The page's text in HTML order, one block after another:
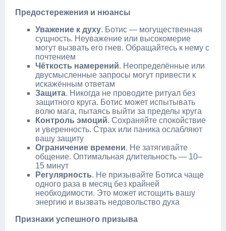
Предостережения и нюансы
Уважение к духу. Ботис — могущественная
сущность. Неуважение или высокомерие
могут вызвать его гнев. Обращайтесь к нему с
почтением
Чёткость намерений. Неопределённые или
двусмысленные запросы могут привести к
искажённым ответам
Защита. Никогда не проводите ритуал без
защитного круга. Ботис может испытывать
волю мага, пытаясь выйти за пределы круга
Контроль эмоций. Сохраняйте спокойствие
и уверенность. Страх или паника ослабляют
вашу защиту
Ограничение времени. Не затягивайте
общение. Оптимальная длительность — 10–
15 минут
Регулярность. Не призывайте Ботиса чаще
одного раза в месяц без крайней
необходимости. Это может истощить вашу
энергию и вызвать недовольство духа
Признаки успешного призыва